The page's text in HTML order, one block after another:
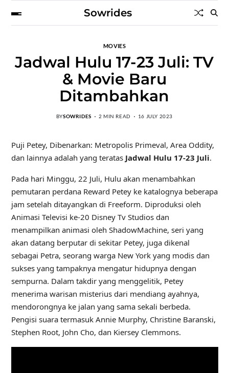
Sowrides
MOVIES
Jadwal Hulu 17-23 Juli: TV
& Movie Baru
Ditambahkan
BYSOWRIDES 2 MIN READ 16 JULY 2023
Puji Petey, Dibenarkan: Metropolis Primeval, Area Oddity,
dan lainnya adalah yang teratas Jadwal Hulu 17-23 Juli.
Pada hari Minggu, 22 Juli, Hulu akan menambahkan
pemutaran perdana Reward Petey ke katalognya beberapa
jam setelah ditayangkan di Freeform. Diproduksi oleh
Animasi Televisi ke-20 Disney Tv Studios dan
menampilkan animasi oleh ShadowMachine, seri yang
akan datang berputar di sekitar Petey, juga dikenal
sebagai Petra, seorang warga New York yang modis dan
sukses yang tampaknya mengatur hidupnya dengan
sempurna. Dalam takdir yang menggelitik, Petey
menerima warisan misterius dari mendiang ayahnya,
mendorongnya ke jalan yang sama sekali berbeda.
Pengisi suara termasuk Annie Murphy, Christine Baranski,
Stephen Root, John Cho, dan Kiersey Clemmons.